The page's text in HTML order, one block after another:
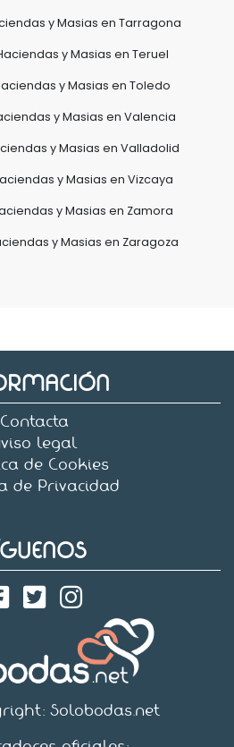
y Masias en Tarragona
y Masias en Teruel
y Masias en Toledo
y Masias en Valencia
y Masias en Valladolid
y Masias en Vizcaya
y Masias en Zamora
y Masias en Zaragoza
Contacta
legal
de Cookies
de Privacidad
Solobodas.net